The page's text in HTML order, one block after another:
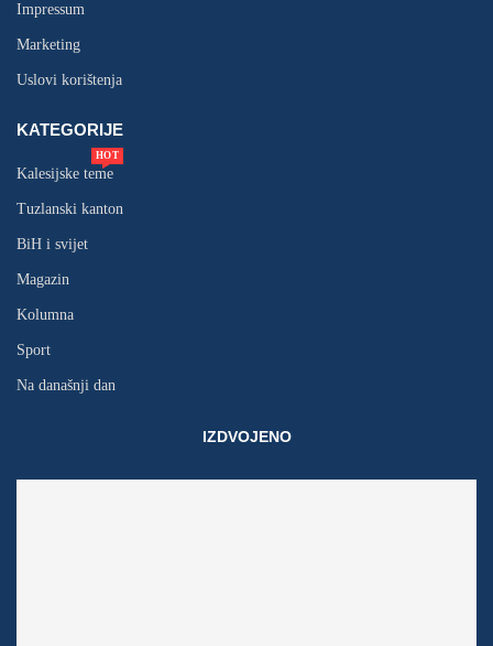
Impressum
Marketing
Uslovi korištenja
KATEGORIJE
Kalesijske teme
HOT
Tuzlanski kanton
BiH i svijet
Magazin
Kolumna
Sport
Na današnji dan
IZDVOJENO